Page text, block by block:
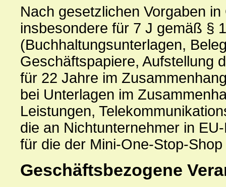
Nach gesetzlichen Vorgaben
insbesondere für 7 J gemäß §
(Buchhaltungsunterlagen,
Geschäftspapiere, Aufstellung
für 22 Jahre im
bei Unterlagen im
Leistungen,
die an Nichtunternehmer in
für die der Mini-One-Stop-
Geschäftsbezogene